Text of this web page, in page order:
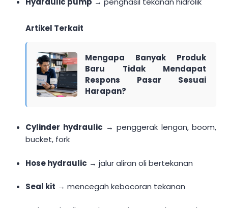
Artikel Terkait
Mengapa Banyak Produk
Baru Tidak Mendapat
Respons Pasar Sesuai
Harapan?
Cylinder hydraulic → penggerak lengan, boom,
bucket, fork
Hose hydraulic → jalur aliran oli bertekanan
Seal kit → mencegah kebocoran tekanan